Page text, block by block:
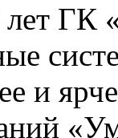
ГК
и